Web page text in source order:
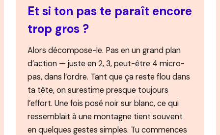
Et si ton pas te paraît encore
trop gros ?
Alors décompose-le. Pas en un grand plan
d’action — juste en 2, 3, peut-être 4 micro-
pas, dans l’ordre. Tant que ça reste flou dans
ta tête, on surestime presque toujours
l’effort. Une fois posé noir sur blanc, ce qui
ressemblait à une montagne tient souvent
en quelques gestes simples. Tu commences